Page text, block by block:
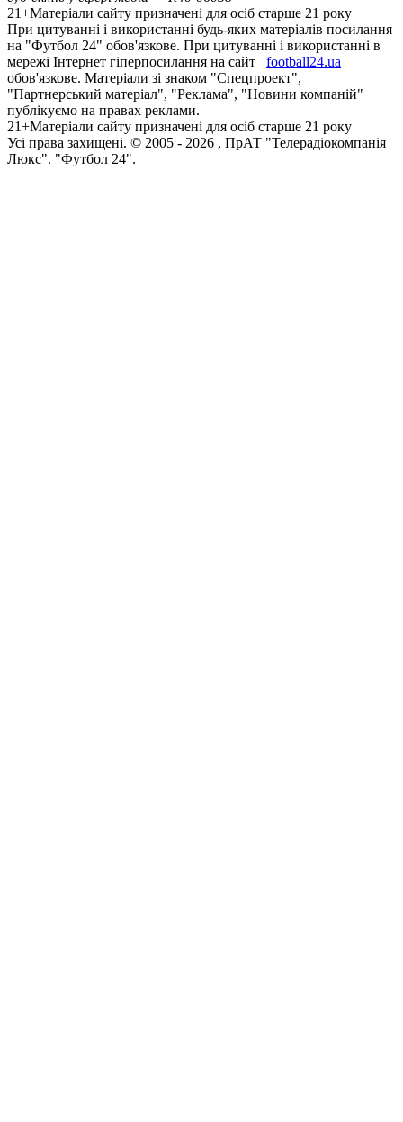
21+Матеріали сайту призначені для осіб старше 21 року
При цитуванні і використанні будь-яких матеріалів посилання
на "Футбол 24" обов'язкове. При цитуванні і використанні в
мережі Інтернет гіперпосилання на сайт
football24.ua
обов'язкове. Матеріали зі знаком "Спецпроект",
"Партнерський матеріал", "Реклама", "Новини компаній"
публікуємо на правах реклами.
21+Матеріали сайту призначені для осіб старше 21 року
Усi права захищенi. © 2005 - 2026 , ПрАТ "Телерадіокомпанія
Люкс". "Футбол 24".